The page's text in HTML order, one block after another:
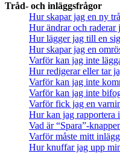
Tråd- och inläggsfrågor
Hur skapar jag en ny
Hur ändrar och raderar
Hur lägger jag till en
Hur skapar jag en
Varför kan jag inte
Hur redigerar eller tar
Varför kan jag inte
Varför kan jag inte
Varför fick jag en
Hur kan jag rapportera
Vad är “Spara”-
Varför måste mitt
Hur knuffar jag upp